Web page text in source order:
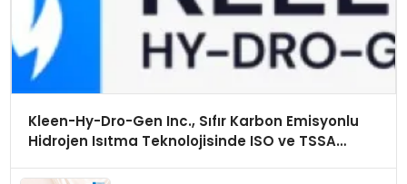
Kleen-Hy-Dro-Gen Inc., Sıfır Karbon Emisyonlu
Hidrojen Isıtma Teknolojisinde ISO ve TSSA